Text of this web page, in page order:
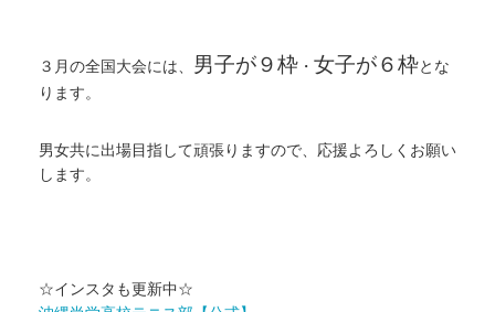
３月の全国大会には、 男子が９枠 ・ 女子が６枠とな
ります。
男女共に出場目指して頑張りますので、応援よろしくお願い
します。
☆インスタも更新中☆